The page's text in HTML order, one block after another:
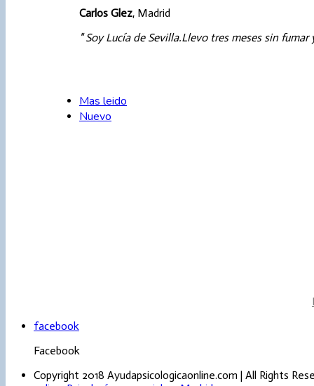
Carlos Glez, Madrid
Soy Lucía de Sevilla.Llevo tres meses sin
Mas leido
Nuevo
facebook
Facebook
Copyright 2018 Ayudapsicologicaonline.com | All Rights